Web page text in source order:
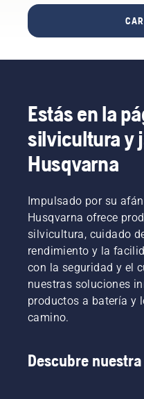
objetiva
verdes
de las
zonas
de
de
en más
de
60 países
por todo
el
planeta.
Estás en la
silvicultura y
Husqvarna
Impulsado por su
Husqvarna ofrece
silvicultura, cuidado
rendimiento y la
con la seguridad y el
nuestras soluciones
productos a batería y
camino.
Descubre